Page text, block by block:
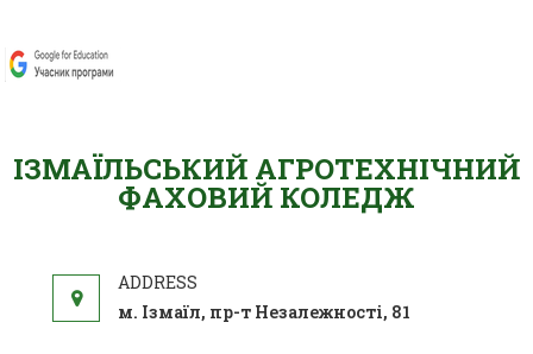
ІЗМАЇЛЬСЬКИЙ АГРОТЕХНІЧНИЙ
ФАХОВИЙ КОЛЕДЖ
м. Ізмаїл, пр-т Незалежності, 81